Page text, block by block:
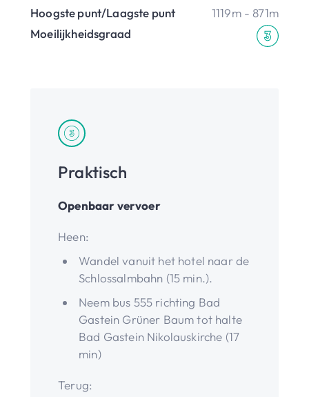
Hoogste punt/Laagste punt
1119m - 871m
Moeilijkheidsgraad
Praktisch
Openbaar vervoer
Heen:
Wandel vanuit het hotel naar de
Schlossalmbahn (15 min.).
Neem bus 555 richting Bad
Gastein Grüner Baum tot halte
Bad Gastein Nikolauskirche (17
min)
Terug: